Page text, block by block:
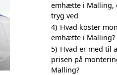
emhætte i Malling,
tryg ved
4) Hvad koster
emhætte i Malling?
5) Hvad er med til
prisen på
Malling?